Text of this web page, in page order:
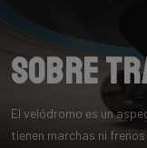
Sobre
El velódromo es un
tienen marchas ni